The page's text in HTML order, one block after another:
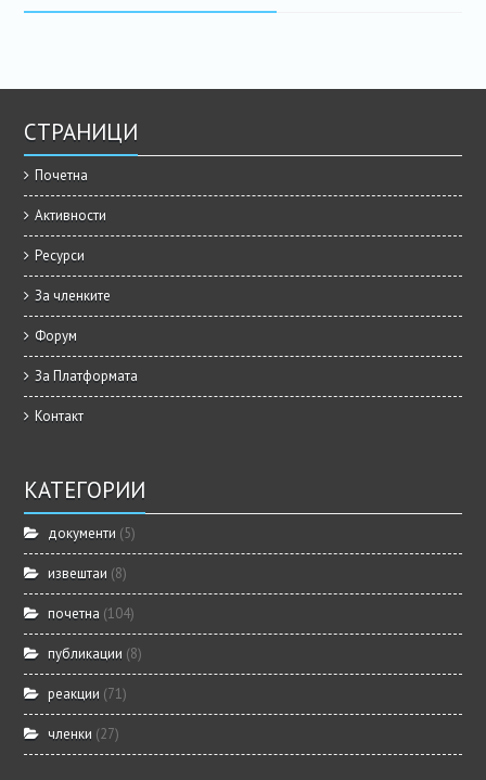
СТРАНИЦИ
Почетна
Активности
Ресурси
За членките
Форум
За Платформата
Контакт
КАТЕГОРИИ
документи (5)
извештаи (8)
почетна (104)
публикации (8)
реакции (71)
членки (27)